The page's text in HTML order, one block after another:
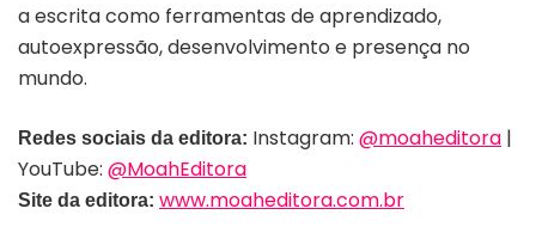
a escrita como ferramentas de aprendizado,
autoexpressão, desenvolvimento e presença no
mundo.
Redes sociais da editora: Instagram: @moaheditora |
YouTube: @MoahEditora
Site da editora: www.moaheditora.com.br